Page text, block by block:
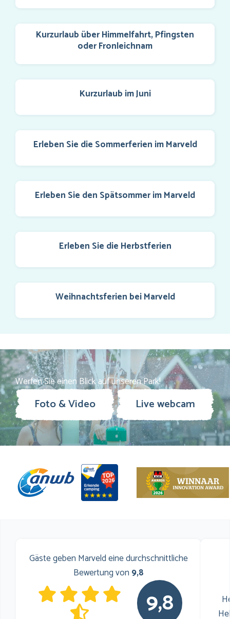
Kurzurlaub über Himmelfahrt, Pfingsten
oder Fronleichnam
Kurzurlaub im Juni
Erleben Sie die Sommerferien im Marveld
Erleben Sie den Spätsommer im Marveld
Erleben Sie die Herbstferien
Weihnachtsferien bei Marveld
Werfen Sie einen Blick auf unseren Park!
Foto & Video Live webcam
Gäste geben Marveld eine durchschnittliche
Bewertung von 9,8
9,8